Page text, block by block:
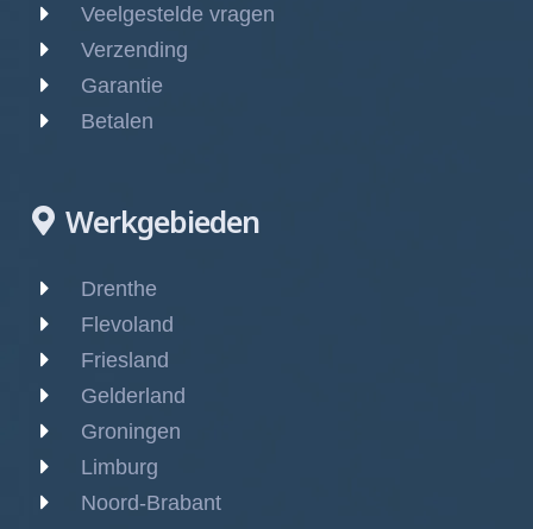
Veelgestelde vragen
Verzending
Garantie
Betalen
Werkgebieden
Drenthe
Flevoland
Friesland
Gelderland
Groningen
Limburg
Noord-Brabant